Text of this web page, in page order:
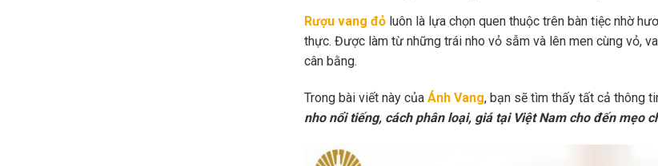
Rượu vang đỏluôn là lựa chọn quen thuộc trên bàn tiệc nhờ
thực. Được làm từ những trái nho vỏ sẫm và lên men cùng vỏ,
cân bằng.
Trong bài viết này của Ánh Vang, bạn sẽ tìm thấy tất cả thông
nho nổi tiếng, cách phân loại, giá tại Việt Nam cho đến mẹo